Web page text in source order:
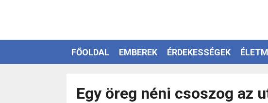
FŐOLDAL EMBEREK ÉRDEKESSÉGEK
Egy öreg néni csoszog az